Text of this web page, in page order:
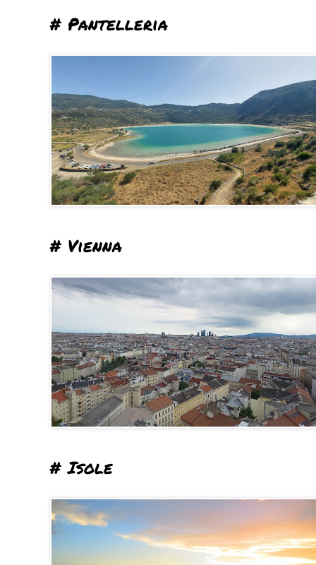
# Pantelleria
# Vienna
# Isole